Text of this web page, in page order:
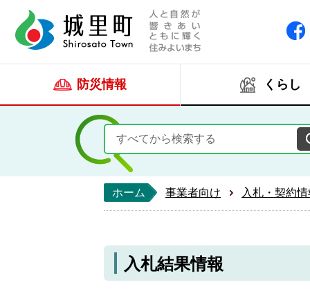
防災情報 くらし
ホーム 事業者向け 入札・契約
入札結果情報